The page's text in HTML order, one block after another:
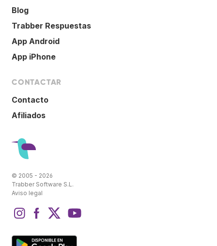
Blog
Trabber Respuestas
App Android
App iPhone
CONTACTAR
Contacto
Afiliados
© 2005 - 2026
Trabber Software S.L.
Aviso legal